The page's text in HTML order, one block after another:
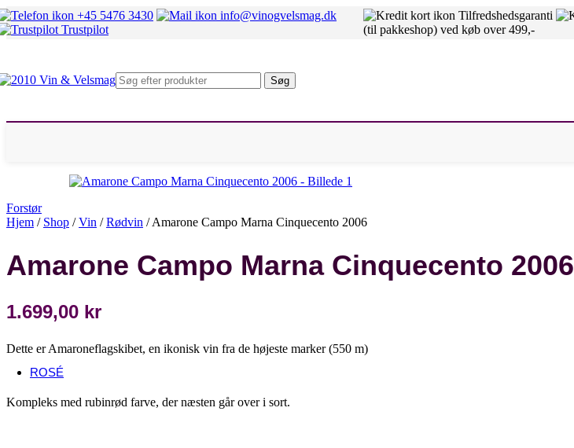
+45 5476 3430
info@vinogvelsmag.dk
Trustpilot
Tilfredshedsgaranti
(til pakkeshop) ved køb over 499,-
Søg
Rheingau
Fransk hvidvin
Bourgogne
Chablis
Italiensk hvidvin
Alto Adige
Piemonte
Sicilien
Veneto
Andre lande
Østrig
Sydafrika
USA
ROSÉ
Alsace
Forstør
Hjem / Shop /Vin /Rødvin /Amarone Campo Marna Cinquecento 2006
Amarone Campo Marna Cinquecento 2006
1.699,00 kr
Dette er Amaroneflagskibet, en ikonisk vin fra de højeste marker (550 m)
Kompleks med rubinrød farve, der næsten går over i sort.